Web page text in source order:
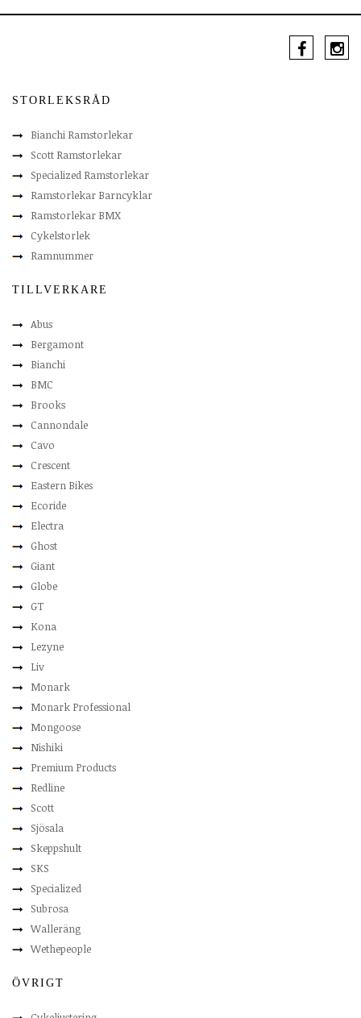
STORLEKSRÅD
Bianchi Ramstorlekar
Scott Ramstorlekar
Specialized Ramstorlekar
Ramstorlekar Barncyklar
Ramstorlekar BMX
Cykelstorlek
Ramnummer
TILLVERKARE
Abus
Bergamont
Bianchi
BMC
Brooks
Cannondale
Cavo
Crescent
Eastern Bikes
Ecoride
Electra
Ghost
Giant
Globe
GT
Kona
Lezyne
Liv
Monark
Monark Professional
Mongoose
Nishiki
Premium Products
Redline
Scott
Sjösala
Skeppshult
SKS
Specialized
Subrosa
Walleräng
Wethepeople
ÖVRIGT